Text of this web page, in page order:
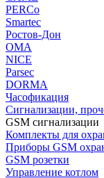
PERCo
Smartec
Ростов-Дон
ОМА
NICE
Parsec
DORMA
Часофикация
Сигнализации,
GSM сигнализации
Комплекты для
Приборы GSM
GSM розетки
Управление котлом